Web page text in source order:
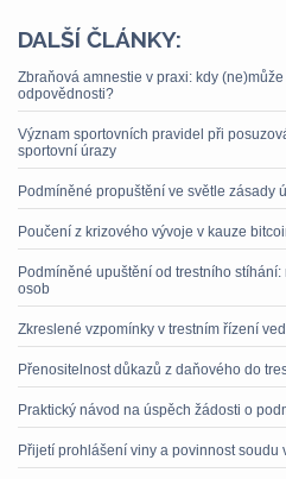
DALŠÍ ČLÁNKY:
Zbraňová amnestie v praxi: kdy
odpovědnosti?
Význam sportovních pravidel při
sportovní úrazy
Podmíněné propuštění ve světle zásady
Poučení z krizového vývoje v kauze
Podmíněné upuštění od trestního
osob
Zkreslené vzpomínky v trestním řízení
Přenositelnost důkazů z daňového do
Praktický návod na úspěch žádosti o
Přijetí prohlášení viny a povinnost